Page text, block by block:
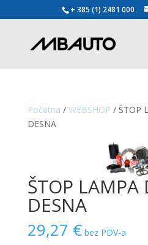
+ 385 (1) 2481 000
Početna / WEBSHOP / ŠTOP
DESNA
ŠTOP LAMPA
DESNA
29,27 € bez PDV-a